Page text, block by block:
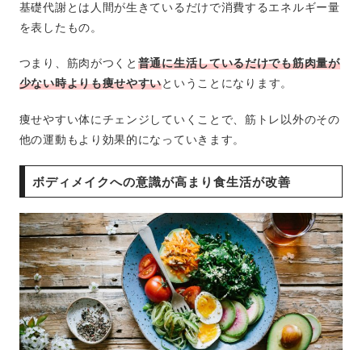
基礎代謝とは人間が生きているだけで消費するエネルギー量
を表したもの。
つまり、筋肉がつくと 普通に生活しているだけでも筋肉量が
少ない時よりも痩せやすいということになります。
痩せやすい体にチェンジしていくことで、筋トレ以外のその
他の運動もより効果的になっていきます。
ボディメイクへの意識が高まり食生活が改善